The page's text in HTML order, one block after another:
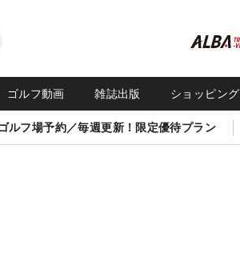
ゴルフ動画 雑誌出版 ショッピング
ゴルフ場予約／毎週更新！限定優待プラン